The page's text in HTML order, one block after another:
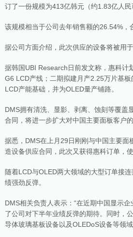
订了一份规模为413亿韩元（约1.83亿人民
该规模相当于公司去年销售额的26.54%
据公司方面介绍，此次供应的设备将被用
据韩国UBI Research日前发文称，惠科计
G6 LCD产线；二期拟建月产2.25万片基
LCD产能基础，并为OLED量产铺路。
DMS拥有清洗、显影、剥离、蚀刻等覆盖
合同，将进一步扩大对中国主要面板客户
据悉，DMS在上月29日刚刚与中国主要
造设备供应合同，此次又获得惠科订单，
随着LCD与OLED两大领域的大型订单接
绩强劲反弹。
DMS相关负责人表示：“在近期中国显示
了公司对下半年业绩反弹的期待。同时，
导体玻璃基板设备以及OLEDoS设备等领